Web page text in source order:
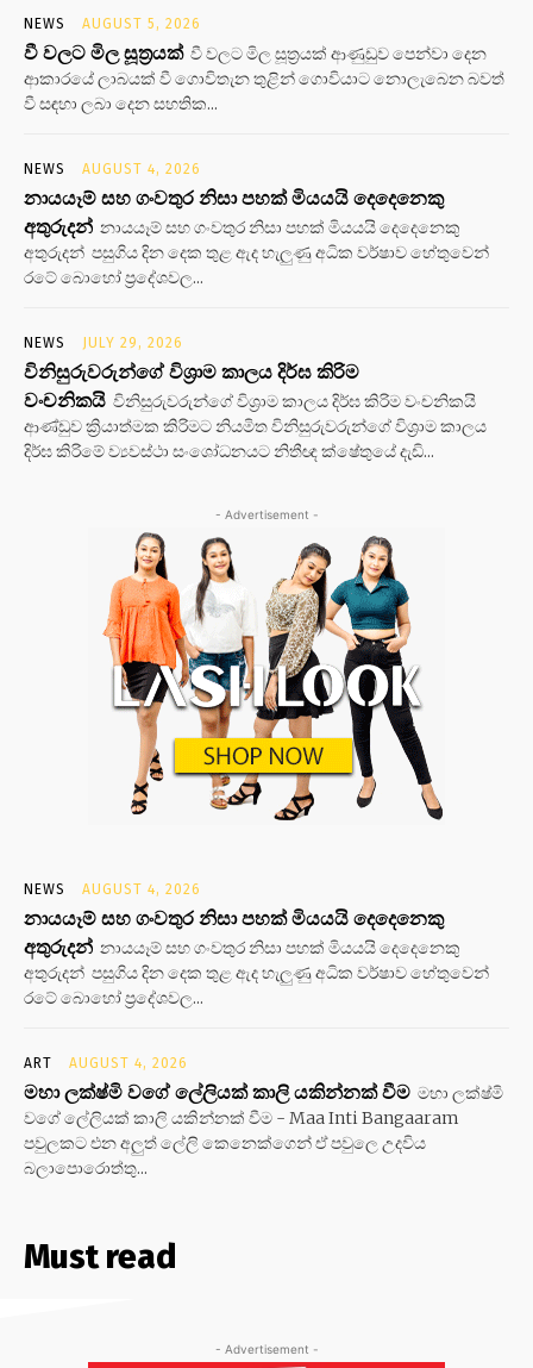
NEWS AUGUST 5, 2026
වී වලට මිල සූත්‍රයක් වී වලට මිල සූත්‍රයක් ආණුඩුව පෙන්වා දෙන
ආකාරයේ ලාබයක් වී ගොවිතැන තුළින් ගොවියාට නොලැබෙන බවත්
වී සඳහා ලබා දෙන සහතික...
NEWS AUGUST 4, 2026
නායයෑම් සහ ගංවතුර නිසා පහක් මියයයි දෙදෙනෙකු
අතුරුදන් නායයෑම් සහ ගංවතුර නිසා පහක් මියයයි දෙදෙනෙකු
අතුරුදන් පසුගිය දින දෙක තුළ ඇද හැලුණු අධික වර්ෂාව හේතුවෙන්
රටේ බොහෝ ප්‍රදේශවල...
NEWS JULY 29, 2026
විනිසුරුවරුන්ගේ විශ්‍රාම කාලය දිර්ඝ කිරිම
වංචනිකයි විනිසුරුවරුන්ගේ විශ්‍රාම කාලය දිර්ඝ කිරිම වංචනිකයි
ආණ්ඩුව ක්‍රියාත්මක කිරිමට නියමිත විනිසුරුවරුන්ගේ විශ්‍රාම කාලය
දිර්ඝ කිරිමේ ව්‍යවස්ථා සංශෝධනයට නිතීඥ ක්ෂේතුයේ දැඩි...
- Advertisement -
NEWS AUGUST 4, 2026
නායයෑම් සහ ගංවතුර නිසා පහක් මියයයි දෙදෙනෙකු
අතුරුදන් නායයෑම් සහ ගංවතුර නිසා පහක් මියයයි දෙදෙනෙකු
අතුරුදන් පසුගිය දින දෙක තුළ ඇද හැලුණු අධික වර්ෂාව හේතුවෙන්
රටේ බොහෝ ප්‍රදේශවල...
ART AUGUST 4, 2026
මහා ලක්ෂ්මි වගේ ලේලියක් කාලි යකින්නක් වීම මහා ලක්ෂ්මි
වගේ ලේලියක් කාලි යකින්නක් වීම - Maa Inti Bangaaram
පවුලකට එන අලුත් ලේලි කෙනෙක්ගෙන් ඒ පවුලෙ උදවිය
බලාපොරොත්තු...
Must read
- Advertisement -